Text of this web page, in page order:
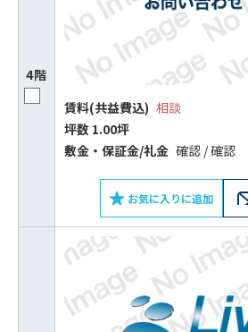
4階
賃料(共益費込) 相談
坪数 1.00坪
敷⾦‧保証⾦/礼⾦ 確認 / 確認
お気に入りに追加